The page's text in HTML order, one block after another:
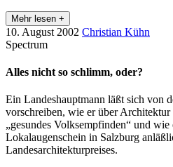
Mehr lesen +
10. August 2002 Christian Kühn
Spectrum
Alles nicht so schlimm, oder?
Ein Landeshauptmann läßt sich von
vorschreiben, wie er über
„gesundes Volksempfinden“ und
Lokalaugenschein in Salzburg
Landesarchitekturpreises.